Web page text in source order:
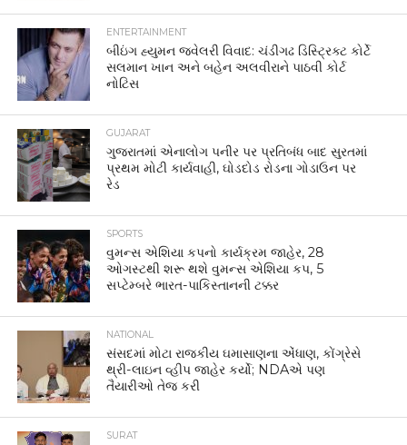
ENTERTAINMENT
બીઇંગ હ્યુમન જ્વેલરી વિવાદ: ચંડીગઢ ડિસ્ટ્રિક્ટ કોર્ટે
સલમાન ખાન અને બહેન અલવીરાને પાઠવી કોર્ટ
નોટિસ
GUJARAT
ગુજરાતમાં એનાલોગ પનીર પર પ્રતિબંધ બાદ સુરતમાં
પ્રથમ મોટી કાર્યવાહી, ઘોડદોડ રોડના ગોડાઉન પર
રેડ
SPORTS
વુમન્સ એશિયા કપનો કાર્યક્રમ જાહેર, 28
ઓગસ્ટથી શરૂ થશે વુમન્સ એશિયા કપ, 5
સપ્ટેમ્બરે ભારત-પાકિસ્તાનની ટક્કર
NATIONAL
સંસદમાં મોટા રાજકીય ઘમાસાણના એંધાણ, કોંગ્રેસે
થ્રી-લાઇન વ્હીપ જાહેર કર્યો; NDAએ પણ
તૈયારીઓ તેજ કરી
SURAT